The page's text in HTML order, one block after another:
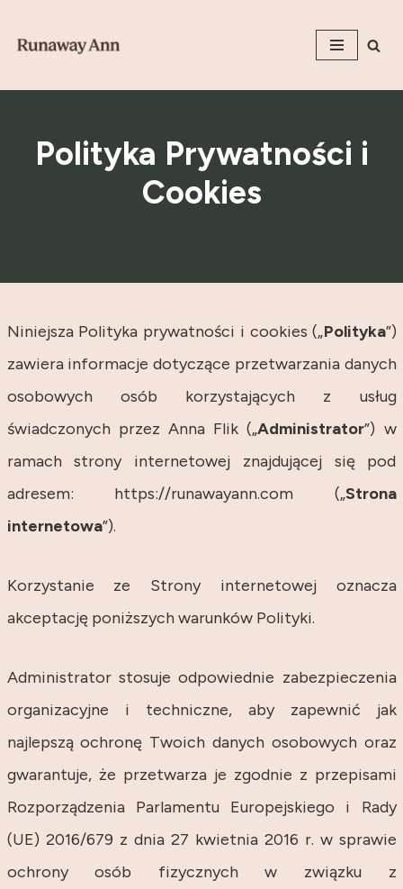
Przejdź
do
Polityka Prywatności i
Cookies
Niniejsza Polityka prywatności i cookies („Polityka”)
zawiera informacje dotyczące przetwarzania danych
osobowych osób korzystających z usług
świadczonych przez Anna Flik („Administrator”) w
ramach strony internetowej znajdującej się pod
adresem: https://runawayann.com („Strona
internetowa”).
Korzystanie ze Strony internetowej oznacza
akceptację poniższych warunków Polityki.
Administrator stosuje odpowiednie zabezpieczenia
organizacyjne i techniczne, aby zapewnić jak
najlepszą ochronę Twoich danych osobowych oraz
gwarantuje, że przetwarza je zgodnie z przepisami
Rozporządzenia Parlamentu Europejskiego i Rady
(UE) 2016/679 z dnia 27 kwietnia 2016 r. w sprawie
ochrony osób fizycznych w związku z